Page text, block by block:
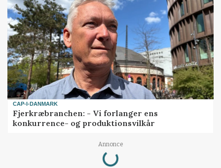
CAP-I-DANMARK
Fjerkræbranchen: - Vi forlanger ens
konkurrence- og produktionsvilkår
Annonce
Loading...